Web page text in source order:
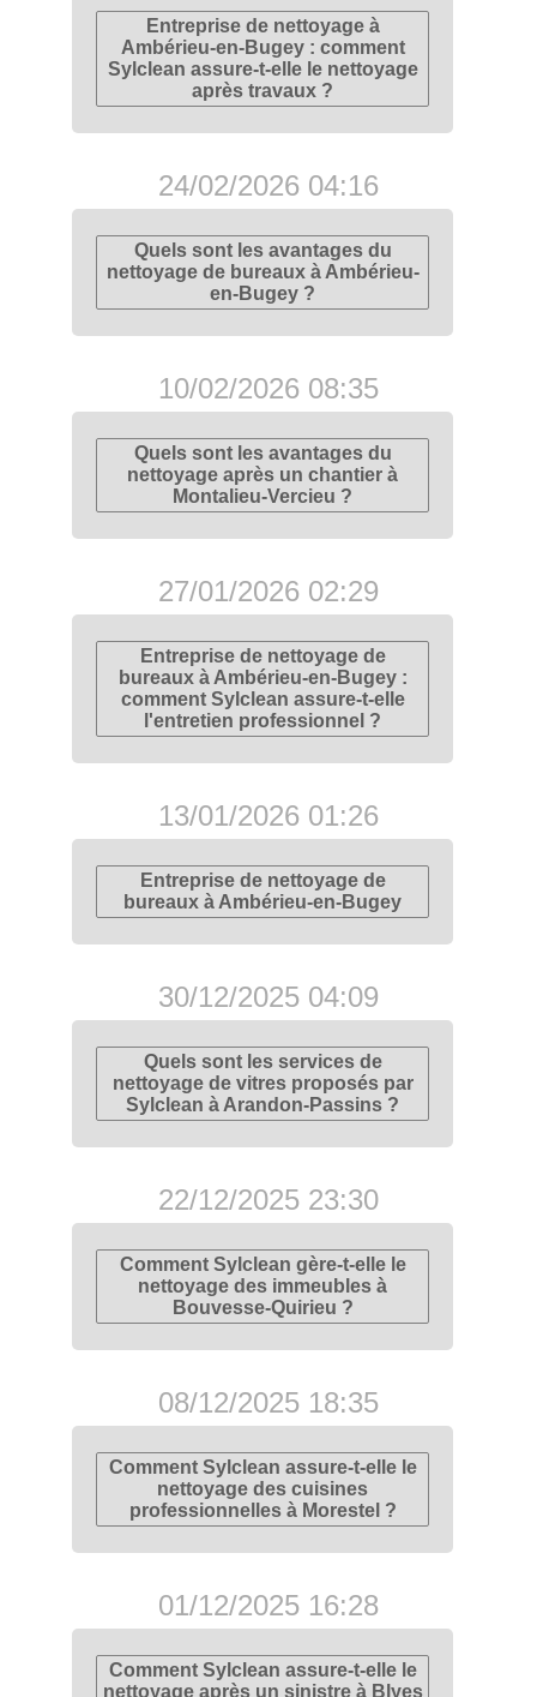
Entreprise de nettoyage à
Ambérieu-en-Bugey : comment
Sylclean assure-t-elle le nettoyage
après travaux ?
24/02/2026 04:16
Quels sont les avantages du
nettoyage de bureaux à Ambérieu-
en-Bugey ?
10/02/2026 08:35
Quels sont les avantages du
nettoyage après un chantier à
Montalieu-Vercieu ?
27/01/2026 02:29
Entreprise de nettoyage de
bureaux à Ambérieu-en-Bugey :
comment Sylclean assure-t-elle
l'entretien professionnel ?
13/01/2026 01:26
Entreprise de nettoyage de
bureaux à Ambérieu-en-Bugey
30/12/2025 04:09
Quels sont les services de
nettoyage de vitres proposés par
Sylclean à Arandon-Passins ?
22/12/2025 23:30
Comment Sylclean gère-t-elle le
nettoyage des immeubles à
Bouvesse-Quirieu ?
08/12/2025 18:35
Comment Sylclean assure-t-elle le
nettoyage des cuisines
professionnelles à Morestel ?
01/12/2025 16:28
Comment Sylclean assure-t-elle le
nettoyage après un sinistre à Blyes